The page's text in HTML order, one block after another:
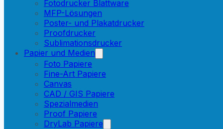
Fotodrucker Blattware
MFP-Lösungen
Poster- und Plakatdrucker
Proofdrucker
Sublimationsdrucker
Papier und Medien
Foto Papiere
Fine-Art Papiere
Canvas
CAD / GIS Papiere
Spezialmedien
Proof Papiere
DryLab Papiere